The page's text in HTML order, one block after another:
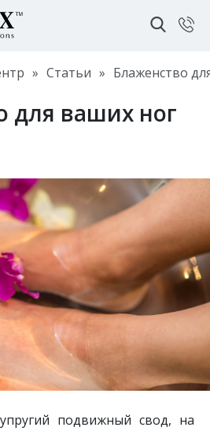
» Статьи » Блаженство
для ваших ног
подвижный свод, на